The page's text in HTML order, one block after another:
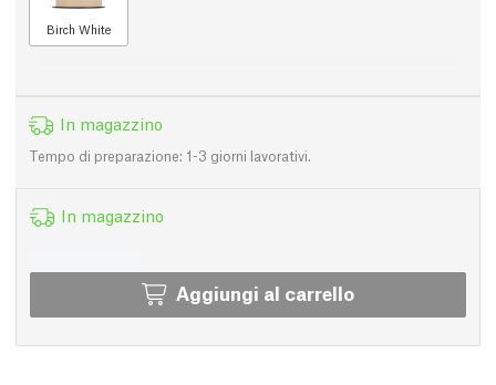
Birch White
In magazzino
Tempo di preparazione: 1-3 giorni lavorativi.
In magazzino
Aggiungi al carrello